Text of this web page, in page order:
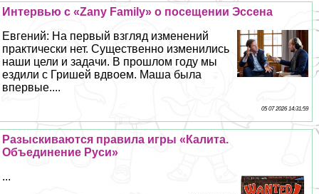
Интервью с «Zany Family» о посещении Эссена
Евгений: На первый взгляд изменений
пpaктически нет. Существенно изменились
наши цели и задачи. В прошлом году мы
ездили с Гришей вдвоем. Маша была
впервые....
05 07 2026 14:31:59
Разыскиваются правила игры «Калита.
Объединение Руси»
...